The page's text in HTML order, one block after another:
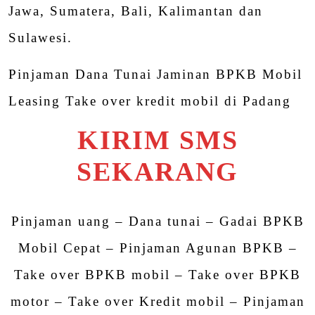
Jawa, Sumatera, Bali, Kalimantan dan
Sulawesi.
Pinjaman Dana Tunai Jaminan BPKB Mobil
Leasing Take over kredit mobil di Padang
KIRIM SMS
SEKARANG
Pinjaman uang – Dana tunai – Gadai BPKB
Mobil Cepat – Pinjaman Agunan BPKB –
Take over BPKB mobil – Take over BPKB
motor – Take over Kredit mobil – Pinjaman